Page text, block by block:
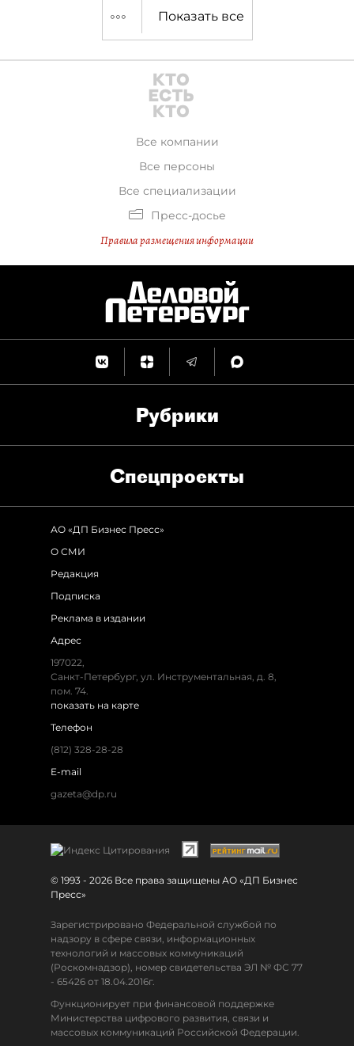
Показать все
Все компании
Все персоны
Все специализации
Пресс-досье
Правила размещения информации
Рубрики
Спец­проекты
АО «ДП Бизнес Пресс»
О СМИ
Редакция
Подписка
Реклама в издании
Адрес
197022,
Санкт-Петербург, ул. Инструментальная, д. 8,
пом. 74.
показать на карте
Телефон
(812) 328-28-28
E-mail
gazeta@dp.ru
© 1993 - 2026 Все права защищены АО «ДП Бизнес
Пресс»
Зарегистрировано Федеральной службой по
надзору в сфере связи, информационных
технологий и массовых коммуникаций
(Роскомнадзор), номер свидетельства ЭЛ № ФС 77
- 65426 от 18.04.2016г.
Функционирует при финансовой поддержке
Министерства цифрового развития, связи и
массовых коммуникаций Российской Федерации.